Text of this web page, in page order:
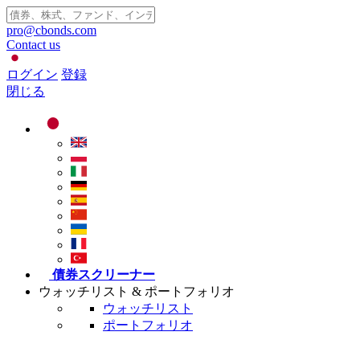
pro@cbonds.com
Contact us
ログイン 登録
閉じる
債券スクリーナー
ウォッチリスト & ポートフォリオ
ウォッチリスト
ポートフォリオ